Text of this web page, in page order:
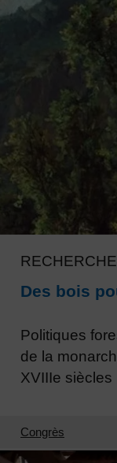
RECHERCHE
Des bois
Politiques
de la
XVIIIe siècles
Congrès